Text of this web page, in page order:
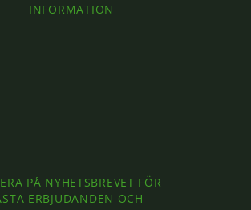
INFORMATION
PÅ NYHETSBREVET FÖR
ERBJUDANDEN OCH